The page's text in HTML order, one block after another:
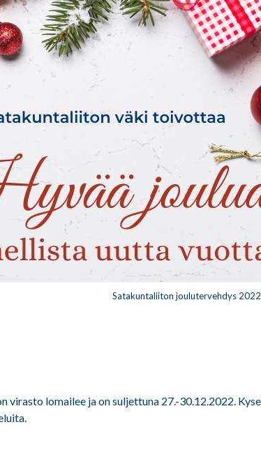
Satakuntaliiton joulutervehdys 2022
virasto lomailee ja on suljettuna 27.-30.12.2022.